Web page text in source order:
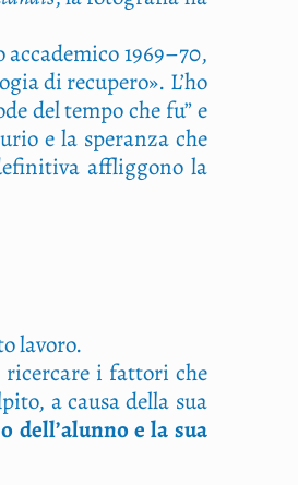
1969–70,
di recu­pe­ro». L’ho
del tem­po che fu” e
e la spe­ran­za che
afflig­go­no la
lavoro.
ricer­ca­re i fat­to­ri che
a cau­sa del­la sua
del­l’a­lun­no e la sua